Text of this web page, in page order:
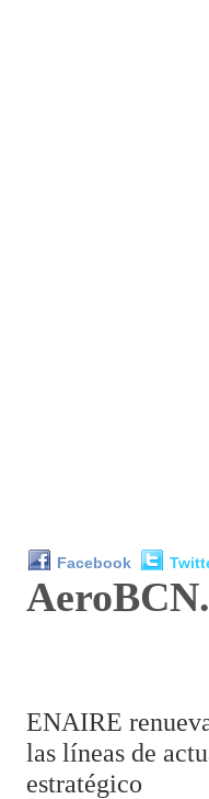
Facebook
AeroBCN
ENAIRE
las líneas de
estratégico